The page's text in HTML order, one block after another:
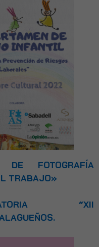
FOTOGRAFÍA
TRABAJO»
“XII